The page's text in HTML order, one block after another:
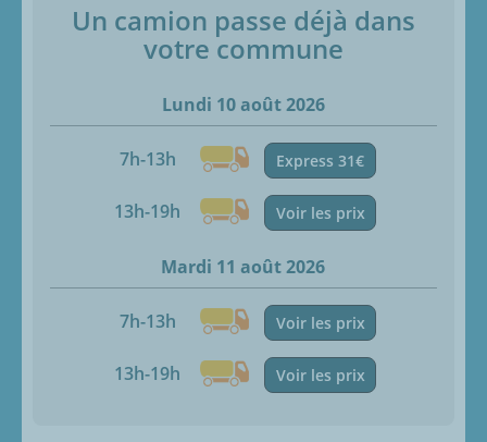
Un camion passe déjà dans
votre commune
Lundi 10 août 2026
7h-13h Express 31€
13h-19h Voir les prix
Mardi 11 août 2026
7h-13h Voir les prix
13h-19h Voir les prix